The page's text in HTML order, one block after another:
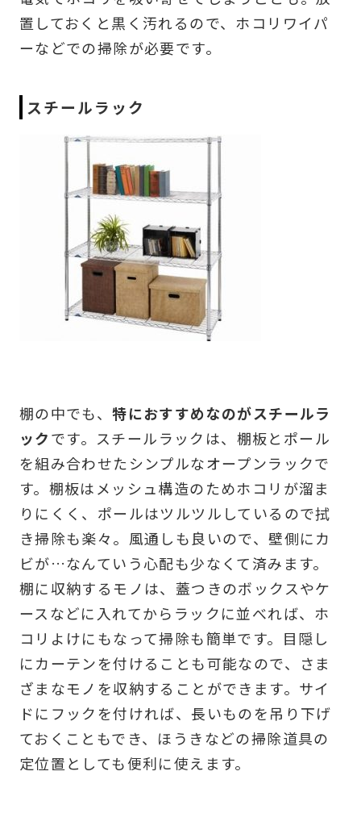
置しておくと黒く汚れるので、ホコリワイパ
ーなどでの掃除が必要です。
スチールラック
棚の中でも、特におすすめなのがスチールラ
ックです。スチールラックは、棚板とポール
を組み合わせたシンプルなオープンラックで
す。棚板はメッシュ構造のためホコリが溜ま
りにくく、ポールはツルツルしているので拭
き掃除も楽々。風通しも良いので、壁側にカ
ビが…なんていう心配も少なくて済みます。
棚に収納するモノは、蓋つきのボックスやケ
ースなどに入れてからラックに並べれば、ホ
コリよけにもなって掃除も簡単です。目隠し
にカーテンを付けることも可能なので、さま
ざまなモノを収納することができます。サイ
ドにフックを付ければ、長いものを吊り下げ
ておくこともでき、ほうきなどの掃除道具の
定位置としても便利に使えます。